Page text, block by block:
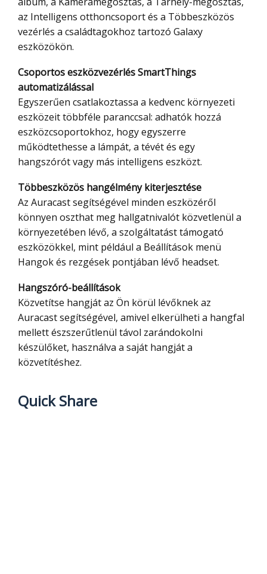
az Intelligens otthoncsoport és a Többeszközös
vezérlés a családtagokhoz tartozó Galaxy
eszközökön.
Csoportos eszközvezérlés SmartThings
automatizálással
Egyszerűen csatlakoztassa a kedvenc környezeti
eszközeit többféle paranccsal: adhatók hozzá
eszközcsoportokhoz, hogy egyszerre
működtethesse a lámpát, a tévét és egy
hangszórót vagy más intelligens eszközt.
Többeszközös hangélmény kiterjesztése
Az Auracast segítségével minden eszközéről
könnyen oszthat meg hallgatnivalót közvetlenül a
környezetében lévő, a szolgáltatást támogató
eszközökkel, mint például a Beállítások menü
Hangok és rezgések pontjában lévő headset.
Hangszóró-beállítások
Közvetítse hangját az Ön körül lévőknek az
Auracast segítségével, amivel elkerülheti a hangfal
mellett észszerűtlenül távol zarándokolni
készülőket, használva a saját hangját a
közvetítéshez.
Quick Share